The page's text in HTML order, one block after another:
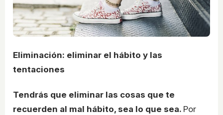
Eliminación: eliminar el hábito y las
tentaciones
Tendrás que eliminar las cosas que te
recuerden al mal hábito, sea lo que sea. Por